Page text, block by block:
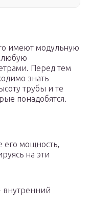
имеют модульную
любую
Перед тем
знать
трубы и те
понадобятся.
его мощность,
на эти
внутренний